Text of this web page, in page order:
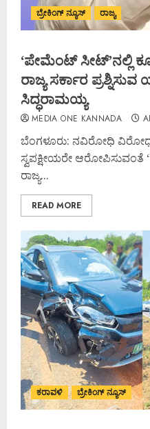
ಬ್ರೇಕಿಂಗ್ ನ್ಯೂಸ್ ರಾಜ್ಯ
‘ಪೇಮೆಂಟ್ ಸೀಟ್’ನಲ್ಲಿ
ರಾಜ್ಯ ಸರ್ಕಾರ
ಸಿದ್ಧರಾಮಯ್ಯ
MEDIA ONE KANNADA
ಬೆಂಗಳೂರು: ನವಿರೋಧಿ ವಿರೋಧ
ಸ್ವಪಕ್ಷೀಯರೇ ಆರೋಪಿಸುವಂತೆ
ರಾಜ್ಯ...
READ MORE
ಕರಾವಳಿ ಬ್ರೇಕಿಂಗ್ ನ್ಯೂಸ್